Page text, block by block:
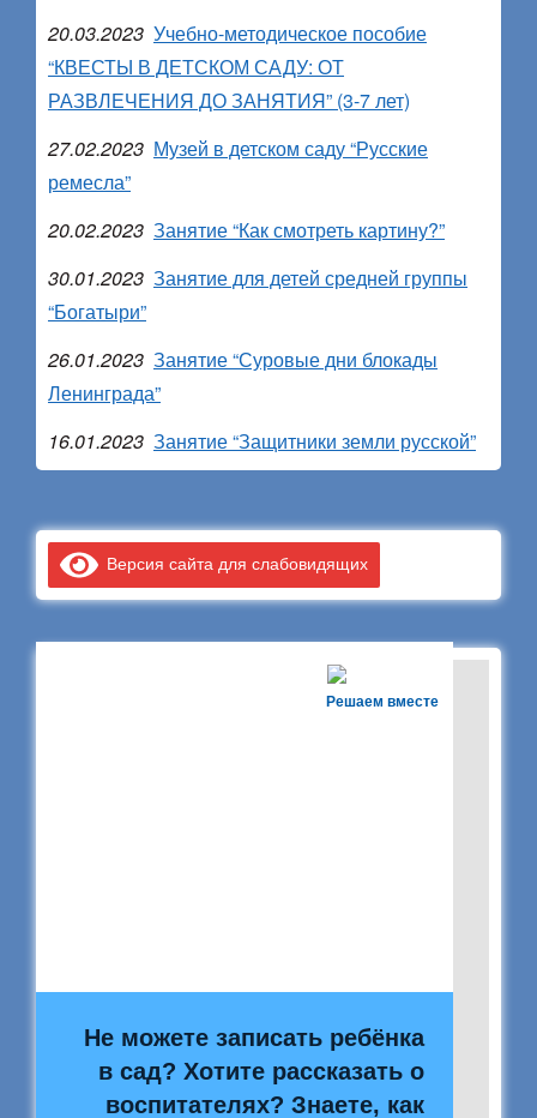
20.03.2023 Учебно-методическое пособие
“КВЕСТЫ В ДЕТСКОМ САДУ: ОТ
РАЗВЛЕЧЕНИЯ ДО ЗАНЯТИЯ” (3-7 лет)
27.02.2023 Музей в детском саду “Русские
ремесла”
20.02.2023 Занятие “Как смотреть картину?”
30.01.2023 Занятие для детей средней группы
“Богатыри”
26.01.2023 Занятие “Суровые дни блокады
Ленинграда”
16.01.2023 Занятие “Защитники земли русской”
Версия сайта для слабовидящих
Решаем вместе
Не можете записать ребёнка
в сад? Хотите рассказать о
воспитателях? Знаете, как